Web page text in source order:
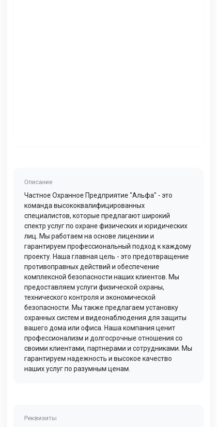
Описание
Частное Охранное Предприятие "Альфа" - это
команда высококвалифицированных
специалистов, которые предлагают широкий
спектр услуг по охране физических и юридических
лиц. Мы работаем на основе лицензии и
гарантируем профессиональный подход к каждому
проекту. Наша главная цель - это предотвращение
противоправных действий и обеспечение
комплексной безопасности наших клиентов. Мы
предоставляем услуги физической охраны,
технического контроля и экономической
безопасности. Мы также предлагаем установку
охранных систем и видеонаблюдения для защиты
вашего дома или офиса. Наша компания ценит
профессионализм и долгосрочные отношения со
своими клиентами, партнерами и сотрудниками. Мы
гарантируем надежность и высокое качество
наших услуг по разумным ценам.
Реквизиты